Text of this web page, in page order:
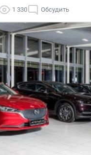
1 330 Обсудить